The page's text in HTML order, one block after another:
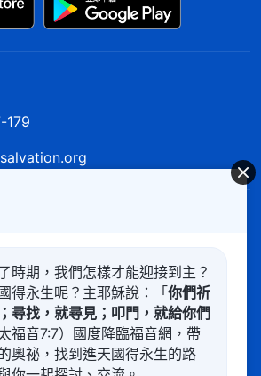
打破了，信與不信的本不是相合
哪有兒女，哪有夫妻關係，這些
與不信的本不相合而斷絶了！
與作工・神與人將一同進入安息之
我認識到撒但給人灌輸了許多錯
人追求所謂的夫妻恩愛、家庭和
活着，女人為了丈夫活着，讓人為
一點點地遠離神、背叛神，失去神
阻逼迫我信神的時候，我雖然也知
該盡上自己的本分，但看到丈夫對
就痛苦難受，總想維護家庭的和
179
！你想進入神的國度嗎？
聯繫我們
時期，我們怎樣才能迎接到主？
得永生呢？主耶穌說：「你們祈
尋找，就尋見；叩門，就給你們
福音7:7）國度降臨福音網，帶
奧祕，找到進天國得永生的路